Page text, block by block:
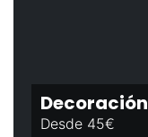
Decoración
Desde 45€